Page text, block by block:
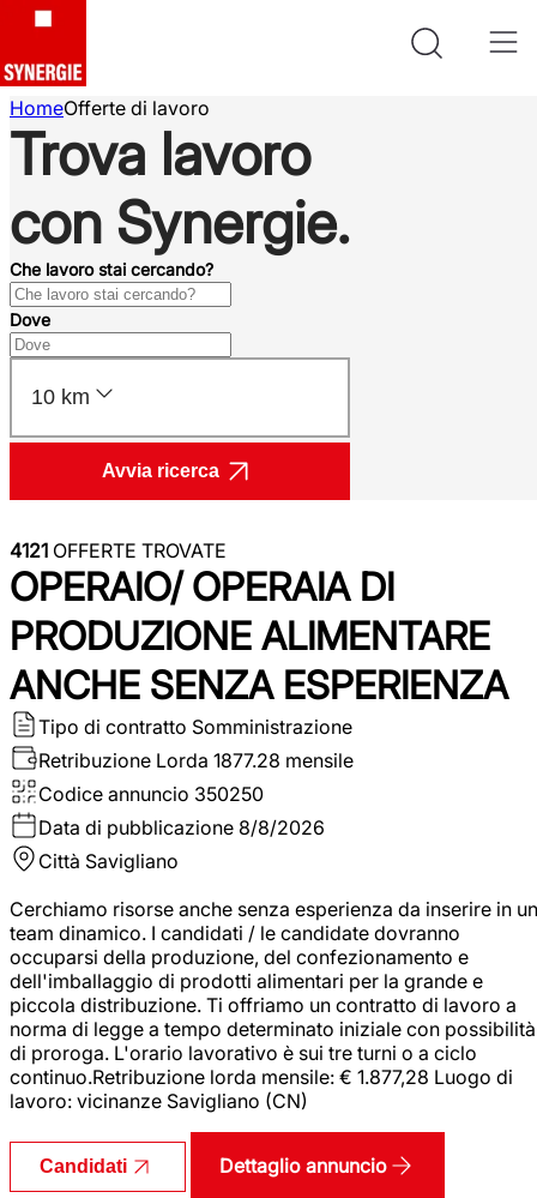
HomeOfferte di lavoro
Trova lavoro
con Synergie.
Che lavoro stai cercando?
Dove
10 km
Avvia ricerca
4121 OFFERTE TROVATE
OPERAIO/ OPERAIA DI
PRODUZIONE ALIMENTARE
ANCHE SENZA ESPERIENZA
Tipo di contratto Somministrazione
Retribuzione Lorda 1877.28 mensile
Codice annuncio 350250
Data di pubblicazione 8/8/2026
Città Savigliano
Cerchiamo risorse anche senza esperienza da inserire in un
team dinamico. I candidati / le candidate dovranno
occuparsi della produzione, del confezionamento e
dell'imballaggio di prodotti alimentari per la grande e
piccola distribuzione. Ti offriamo un contratto di lavoro a
norma di legge a tempo determinato iniziale con possibilità
di proroga. L'orario lavorativo è sui tre turni o a ciclo
continuo.Retribuzione lorda mensile: € 1.877,28 Luogo di
lavoro: vicinanze Savigliano (CN)
Candidati Dettaglio annuncio